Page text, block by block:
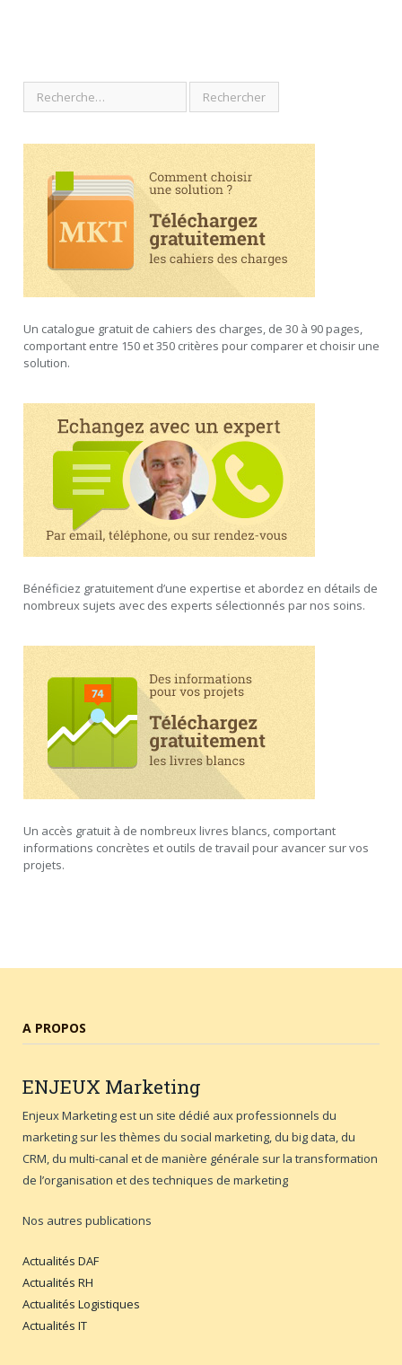
Un catalogue gratuit de cahiers des charges, de 30 à 90 pages,
comportant entre 150 et 350 critères pour comparer et choisir une
solution.
Bénéficiez gratuitement d’une expertise et abordez en détails de
nombreux sujets avec des experts sélectionnés par nos soins.
Un accès gratuit à de nombreux livres blancs, comportant
informations concrètes et outils de travail pour avancer sur vos
projets.
A PROPOS
ENJEUX Marketing
Enjeux Marketing est un site dédié aux professionnels du
marketing sur les thèmes du social marketing, du big data, du
CRM, du multi-canal et de manière générale sur la transformation
de l’organisation et des techniques de marketing
Nos autres publications
Actualités DAF
Actualités RH
Actualités Logistiques
Actualités IT